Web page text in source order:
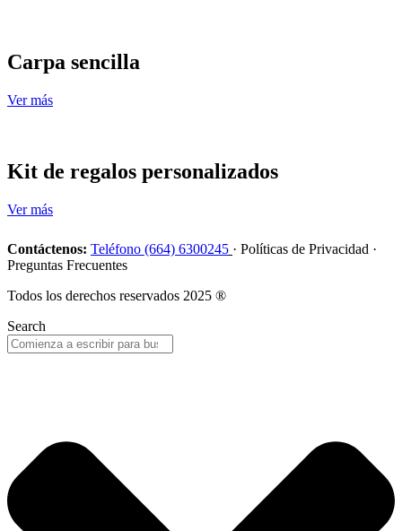
Carpa sencilla
Ver más
Kit de regalos personalizados
Ver más
Contáctenos: Teléfono (664) 6300245 · Políticas de Privacidad ·
Preguntas Frecuentes
Todos los derechos reservados 2025 ®
Search